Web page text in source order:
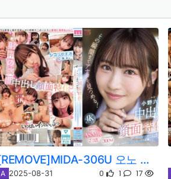
[REMOVE]MIDA-306U 오노 릿카
A 2025-08-31 0 1 17